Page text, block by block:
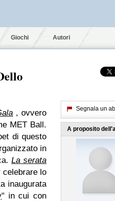
Giochi Autori
, ovvero
MET Ball.
di questo
in
La serata
celebrare lo
inaugurata
" in cui con
Segnala un
A proposito